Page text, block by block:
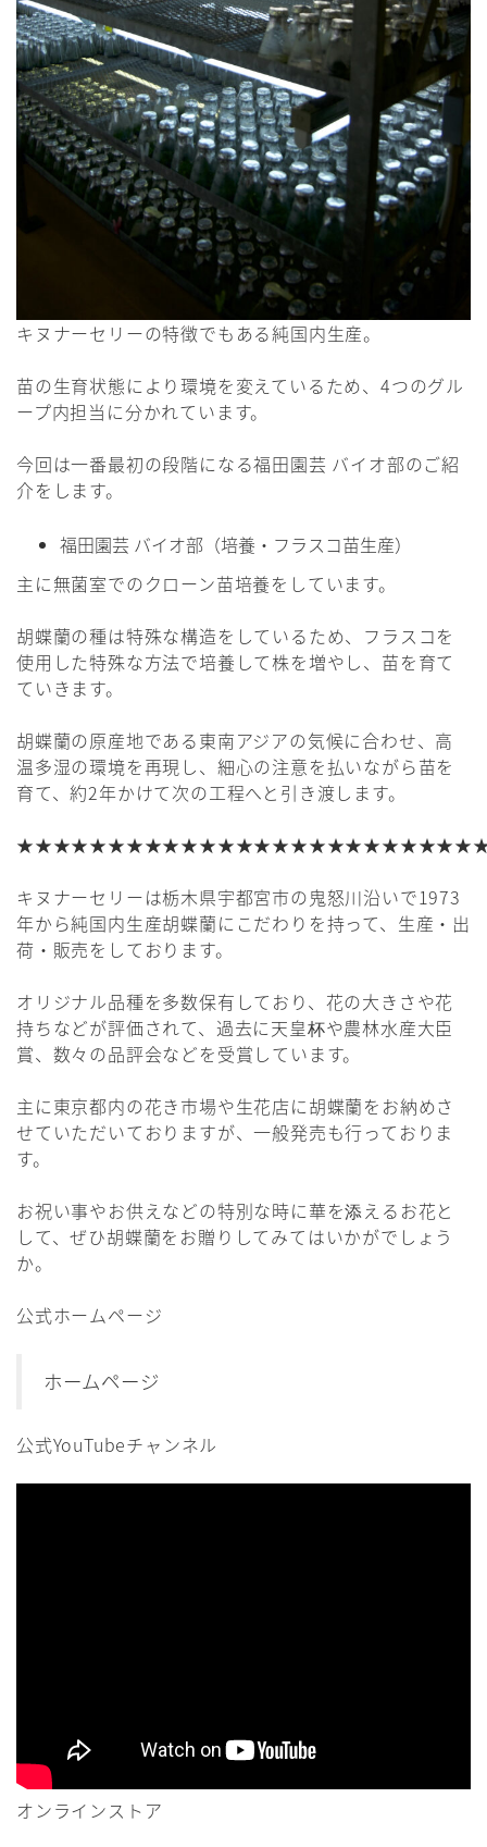
キヌナーセリーの特徴でもある純国内生産。
苗の生育状態により環境を変えているため、4つのグル
ープ内担当に分かれています。
今回は一番最初の段階になる福田園芸 バイオ部のご紹
介をします。
福田園芸 バイオ部（培養・フラスコ苗生産）
主に無菌室でのクローン苗培養をしています。
胡蝶蘭の種は特殊な構造をしているため、フラスコを
使用した特殊な方法で培養して株を増やし、苗を育て
ていきます。
胡蝶蘭の原産地である東南アジアの気候に合わせ、高
温多湿の環境を再現し、細心の注意を払いながら苗を
育て、約2年かけて次の工程へと引き渡します。
キヌナーセリーは栃木県宇都宮市の鬼怒川沿いで1973
年から純国内生産胡蝶蘭にこだわりを持って、生産・出
荷・販売をしております。
オリジナル品種を多数保有しており、花の大きさや花
持ちなどが評価されて、過去に天皇杯や農林水産大臣
賞、数々の品評会などを受賞しています。
主に東京都内の花き市場や生花店に胡蝶蘭をお納めさ
せていただいておりますが、一般発売も行っておりま
す。
お祝い事やお供えなどの特別な時に華を添えるお花と
して、ぜひ胡蝶蘭をお贈りしてみてはいかがでしょう
か。
公式ホームページ
ホームページ
公式YouTubeチャンネル
オンラインストア